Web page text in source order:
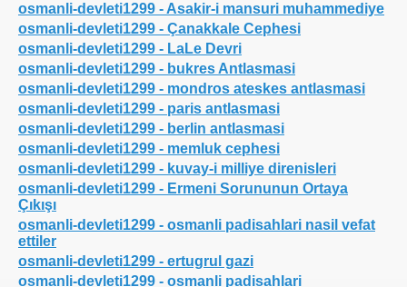
osmanli-devleti1299 - Asakir-i mansuri muhammediye
osmanli-devleti1299 - Çanakkale Cephesi
osmanli-devleti1299 - LaLe Devri
osmanli-devleti1299 - bukres Antlasmasi
osmanli-devleti1299 - mondros ateskes antlasmasi
osmanli-devleti1299 - paris antlasmasi
osmanli-devleti1299 - berlin antlasmasi
osmanli-devleti1299 - memluk cephesi
osmanli-devleti1299 - kuvay-i milliye direnisleri
osmanli-devleti1299 - Ermeni Sorununun Ortaya
Çıkışı
osmanli-devleti1299 - osmanli padisahlari nasil vefat
ettiler
osmanli-devleti1299 - ertugrul gazi
osmanli-devleti1299 - osmanli padisahlari